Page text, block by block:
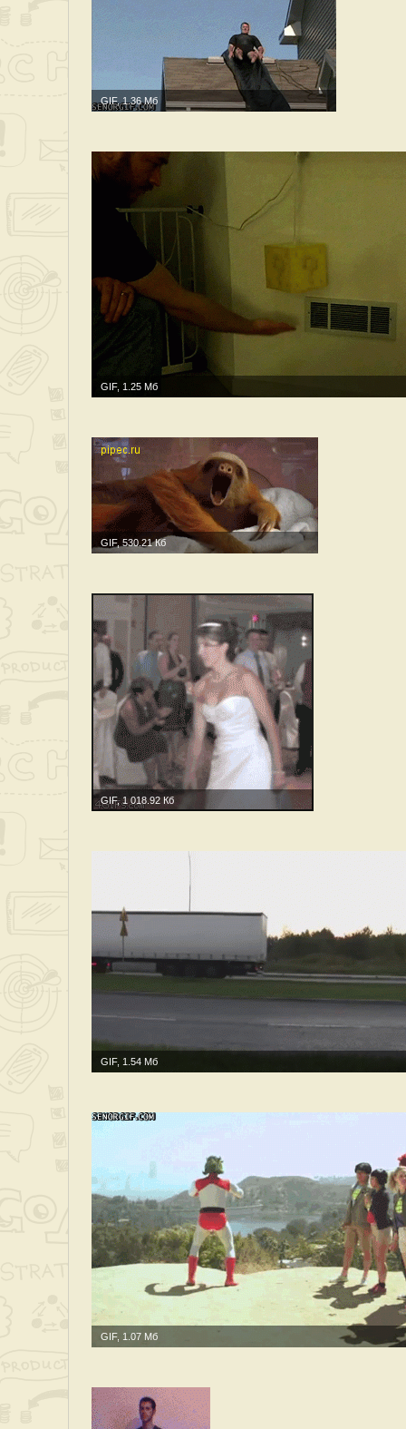
GIF, 1.36 Мб
GIF, 1.25 Мб
GIF, 530.21 Кб
GIF, 1 018.92 Кб
GIF, 1.54 Мб
GIF, 1.07 Мб